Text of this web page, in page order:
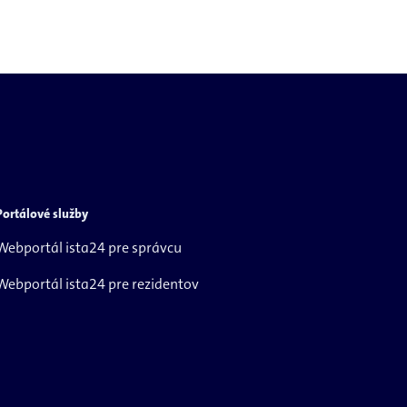
služby
ista24 pre správcu
ista24 pre rezidentov